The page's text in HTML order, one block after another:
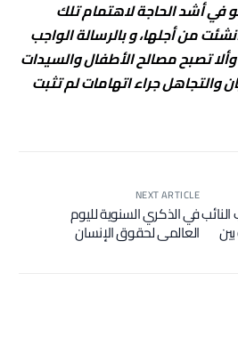
أشد الحاجة لاهتمام تلك
من أجلها، و بالرسالة الواجب
تصبح مصالح الأطفال والسيدات
والتجاهل جراء اتهامات لم تثبت
NEXT ARTICLE
في الذكري السنوية لليوم
العالمي لحقوق الإنسان